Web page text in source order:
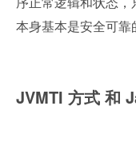
本身基本是安全可靠
JVMTI 方式 和